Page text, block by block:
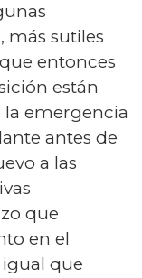
más sutiles
entonces
están
emergencia
antes de
a las
que
en el
igual que